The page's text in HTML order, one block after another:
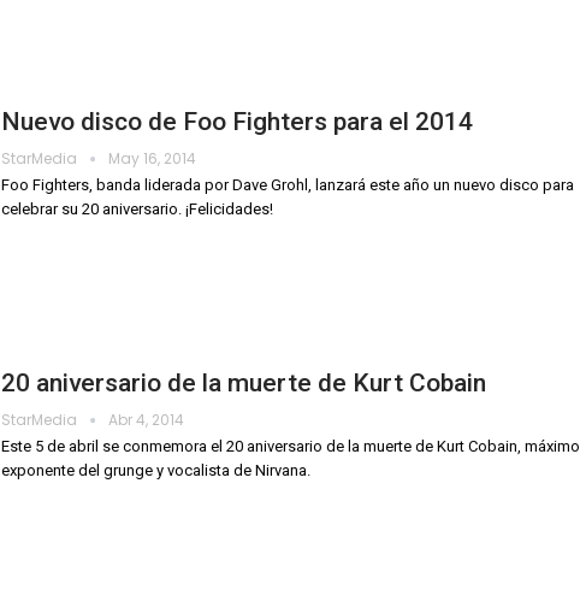
Nuevo disco de Foo Fighters para el 2014
StarMedia May 16, 2014
Foo Fighters, banda liderada por Dave Grohl, lanzará este año un nuevo disco para
celebrar su 20 aniversario. ¡Felicidades!
20 aniversario de la muerte de Kurt Cobain
StarMedia Abr 4, 2014
Este 5 de abril se conmemora el 20 aniversario de la muerte de Kurt Cobain, máximo
exponente del grunge y vocalista de Nirvana.